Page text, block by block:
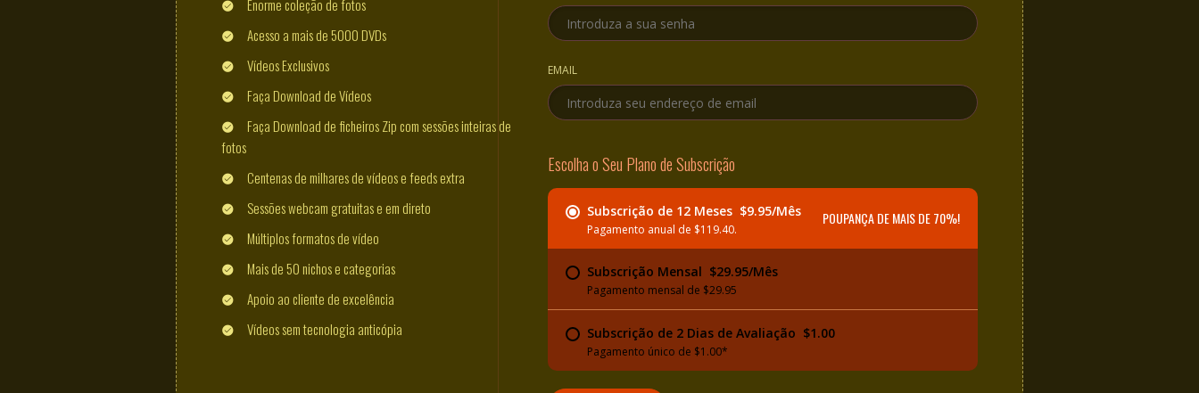
EMAIL
Escolha o Seu Plano de Subscrição
Subscrição de 12 Meses  $9.95/Mês
Pagamento anual de $119.40.
POUPANÇA DE MAIS DE 70%!
Subscrição Mensal  $29.95/Mês
Pagamento mensal de $29.95
Subscrição de 2 Dias de Avaliação  $1.00
Pagamento único de $1.00*
Enorme coleção de fotos
Acesso a mais de 5000 DVDs
Vídeos Exclusivos
Faça Download de Vídeos
Faça Download de ficheiros Zip com sessões inteiras de
fotos
Centenas de milhares de vídeos e feeds extra
Sessões webcam gratuitas e em direto
Múltiplos formatos de vídeo
Mais de 50 nichos e categorias
Apoio ao cliente de excelência
Vídeos sem tecnologia anticópia